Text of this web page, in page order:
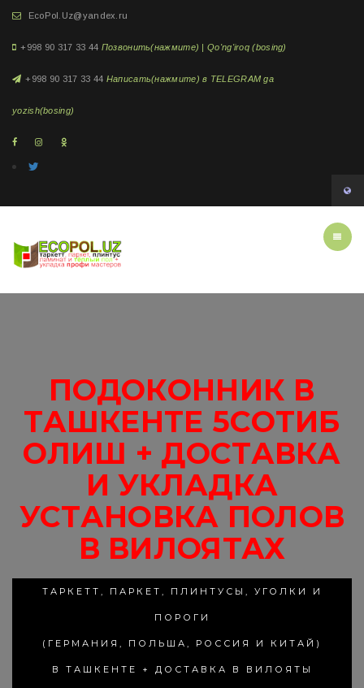
EcoPol.Uz@yandex.ru
+998 90 317 33 44 Позвонить(нажмите) | Qo'ng'iroq (bosing)
+998 90 317 33 44 Написать(нажмите) в TELEGRAM ga
yozish(bosing)
ПОДОКОННИК В
ТАШКЕНТЕ 5СОТИБ
ОЛИШ + ДОСТАВКА
И УКЛАДКА
УСТАНОВКА ПОЛОВ
В ВИЛОЯТАХ
ТАРКЕТТ, ПАРКЕТ, ПЛИНТУСЫ, УГОЛКИ И
ПОРОГИ
(ГЕРМАНИЯ, ПОЛЬША, РОССИЯ И КИТАЙ)
В ТАШКЕНТЕ + ДОСТАВКА В ВИЛОЯТЫ